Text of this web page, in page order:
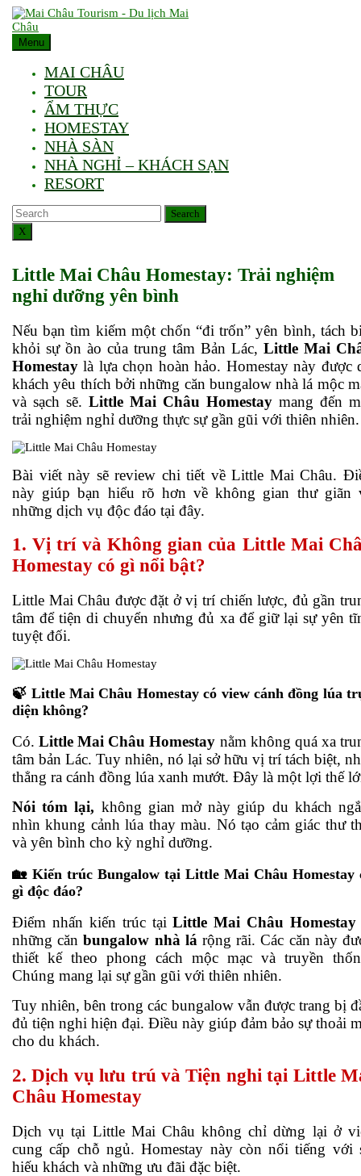
Skip
to
content
Menu
MAI CHÂU
TOUR
ẨM THỰC
HOMESTAY
NHÀ SÀN
NHÀ NGHỈ – KHÁCH SẠN
RESORT
Search
Search
X
Little Mai Châu Homestay: Trải nghiệm
nghỉ dưỡng yên bình
Nếu bạn tìm kiếm một chốn “đi trốn” yên bình, tách biệt
khỏi sự ồn ào của trung tâm Bản Lác, Little Mai
Homestay là lựa chọn hoàn hảo. Homestay này được
khách yêu thích bởi những căn bungalow nhà lá mộc
và sạch sẽ. Little Mai Châu Homestay mang đến
trải nghiệm nghỉ dưỡng thực sự gần gũi với thiên nhiên.
Bài viết này sẽ review chi tiết về Little Mai Châu.
này giúp bạn hiểu rõ hơn về không gian thư giãn
những dịch vụ độc đáo tại đây.
1. Vị trí và Không gian của Little Mai
Homestay có gì nổi bật?
Little Mai Châu được đặt ở vị trí chiến lược, đủ gần
tâm để tiện di chuyển nhưng đủ xa để giữ lại sự yên
tuyệt đối.
🍃 Little Mai Châu Homestay có view cánh đồng lúa
diện không?
Có.Little Mai Châu Homestay nằm không quá xa
tâm bản Lác. Tuy nhiên, nó lại sở hữu vị trí tách biệt,
thẳng ra cánh đồng lúa xanh mướt. Đây là một lợi thế
Nói tóm lại, không gian mở này giúp du khách
nhìn khung cảnh lúa thay màu. Nó tạo cảm giác thư
và yên bình cho kỳ nghỉ dưỡng.
🏡 Kiến trúc Bungalow tại Little Mai Châu Homestay
gì độc đáo?
Điểm nhấn kiến trúc tạiLittle Mai Châu Homestay
những cănbungalow nhà lárộng rãi. Các căn này
thiết kế theo phong cách mộc mạc và truyền
Chúng mang lại sự gần gũi với thiên nhiên.
Tuy nhiên, bên trong các bungalow vẫn được trang bị
đủ tiện nghi hiện đại. Điều này giúp đảm bảo sự thoải
cho du khách.
2. Dịch vụ lưu trú và Tiện nghi tại Little
Châu Homestay
Dịch vụ tại Little Mai Châu không chỉ dừng lại ở
cung cấp chỗ ngủ. Homestay này còn nổi tiếng với
hiếu khách và những ưu đãi đặc biệt.